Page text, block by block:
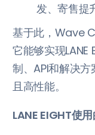
发、寄售提
基于此，Wave
它能够实现LANE
制、API和解决
且高性能。
LANE EIGHT使